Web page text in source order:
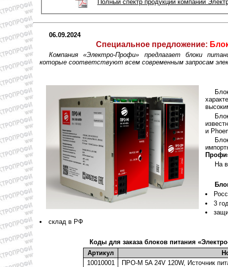
Полный спектр продукции компании
06.09.2024
Специальное предложение:
Компания «Электро-Профи» предлагает блоки
которые соответствуют всем современным запросам
и
На
3
склад в РФ
Коды для заказа блоков питания
Артикул
10010001
ПРО-М 5A 24V 120W, Источник